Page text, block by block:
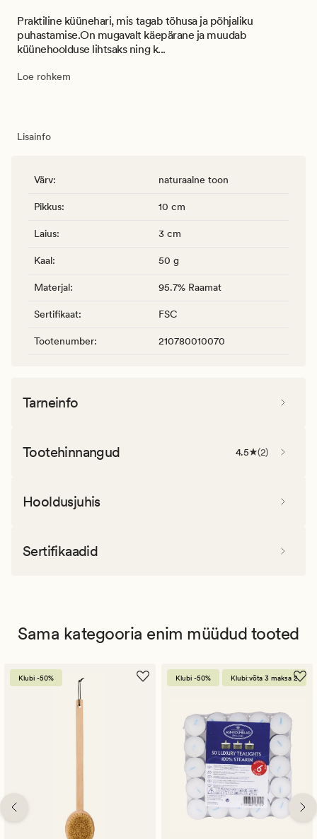
Praktiline küünehari, mis tagab tõhusa ja põhjaliku
puhastamise.On mugavalt käepärane ja muudab
küünehoolduse lihtsaks ning k...
Loe rohkem
Lisainfo
Värv: naturaalne toon
Pikkus: 10 cm
Laius: 3 cm
Kaal: 50 g
Materjal: 95.7% Raamat
Sertifikaat: FSC
Tootenumber: 210780010070
Tarneinfo
Tootehinnangud 4.5 (2)
Hooldusjuhis
Sertifikaadid
Sama kategooria enim müüdud tooted
Klubi -50% Klubi -50% Klubi:võta 3 maksa 2